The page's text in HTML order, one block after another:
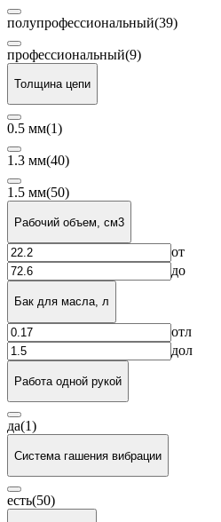
полупрофессиональный(39)
профессиональный(9)
Толщина цепи
0.5 мм(1)
1.3 мм(40)
1.5 мм(50)
Рабочий объем, см3
от
до
Бак для масла, л
отл
дол
Работа одной рукой
да(1)
Система гашения вибрации
есть(50)